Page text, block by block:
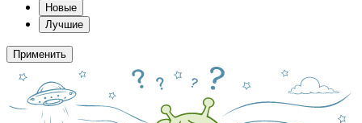
Новые
Лучшие
Применить